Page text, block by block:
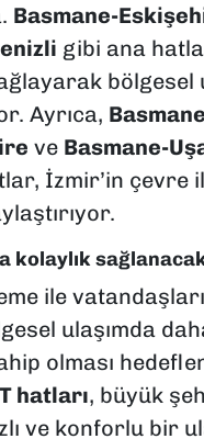
Basmane-
gibi ana
bölgesel
Ayrıca,
ve Basmane-
İzmir’in çevre
kolaylık
ile
ulaşımda
olması
hatları, büyük
ve konforlu bir